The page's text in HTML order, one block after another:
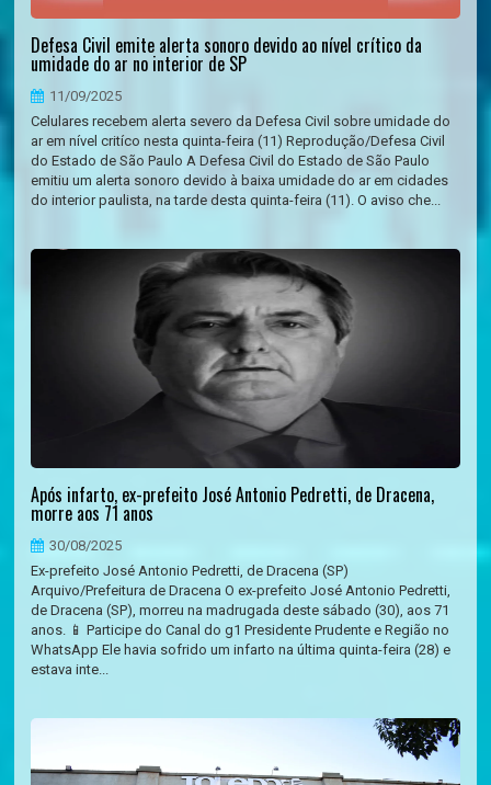
Defesa Civil emite alerta sonoro devido ao nível crítico da
umidade do ar no interior de SP
11/09/2025
Celulares recebem alerta severo da Defesa Civil sobre umidade do
ar em nível critíco nesta quinta-feira (11) Reprodução/Defesa Civil
do Estado de São Paulo A Defesa Civil do Estado de São Paulo
emitiu um alerta sonoro devido à baixa umidade do ar em cidades
do interior paulista, na tarde desta quinta-feira (11). O aviso che...
Após infarto, ex-prefeito José Antonio Pedretti, de Dracena,
morre aos 71 anos
30/08/2025
Ex-prefeito José Antonio Pedretti, de Dracena (SP)
Arquivo/Prefeitura de Dracena O ex-prefeito José Antonio Pedretti,
de Dracena (SP), morreu na madrugada deste sábado (30), aos 71
anos. 📱 Participe do Canal do g1 Presidente Prudente e Região no
WhatsApp Ele havia sofrido um infarto na última quinta-feira (28) e
estava inte...